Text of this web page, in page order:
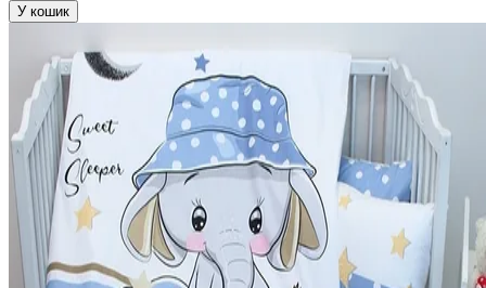
У кошик